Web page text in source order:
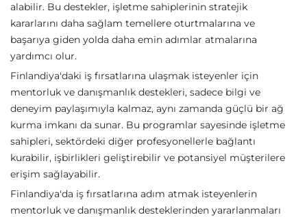
alabilir. Bu destekler, işletme sahiplerinin stratejik
kararlarını daha sağlam temellere oturtmalarına ve
başarıya giden yolda daha emin adımlar atmalarına
yardımcı olur.
Finlandiya'daki iş fırsatlarına ulaşmak isteyenler için
mentorluk ve danışmanlık destekleri, sadece bilgi ve
deneyim paylaşımıyla kalmaz, aynı zamanda güçlü bir ağ
kurma imkanı da sunar. Bu programlar sayesinde işletme
sahipleri, sektördeki diğer profesyonellerle bağlantı
kurabilir, işbirlikleri geliştirebilir ve potansiyel müşterilere
erişim sağlayabilir.
Finlandiya'da iş fırsatlarına adım atmak isteyenlerin
mentorluk ve danışmanlık desteklerinden yararlanmaları